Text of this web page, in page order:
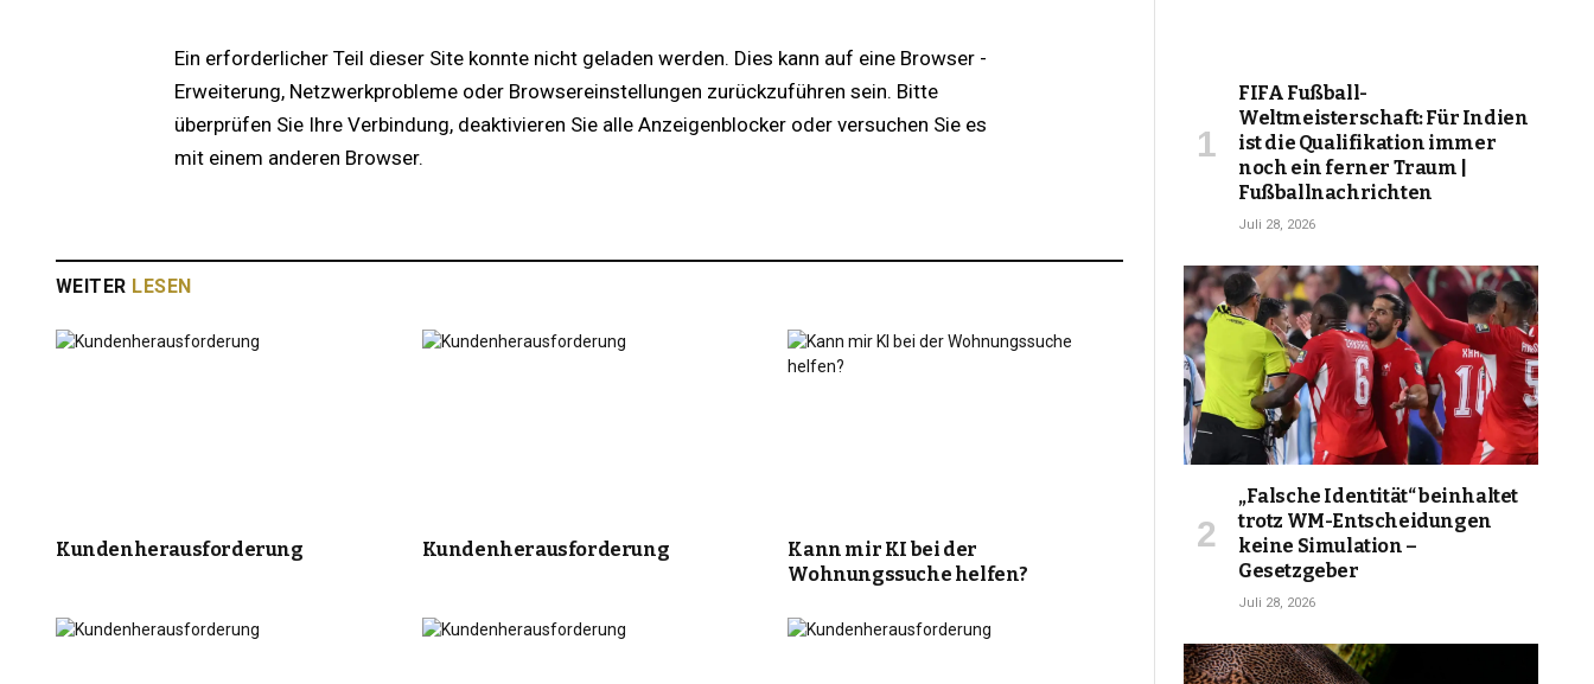
Ein erforderlicher Teil dieser Site konnte nicht geladen werden. Dies kann auf eine Browser -
Erweiterung, Netzwerkprobleme oder Browsereinstellungen zurückzuführen sein. Bitte
überprüfen Sie Ihre Verbindung, deaktivieren Sie alle Anzeigenblocker oder versuchen Sie es
mit einem anderen Browser.
WEITER LESEN
Kundenherausforderung Kundenherausforderung
Kann mir KI bei der
Wohnungssuche helfen?
FIFA Fußball-
Weltmeisterschaft: Für Indien
ist die Qualifikation immer
noch ein ferner Traum |
Fußballnachrichten
Juli 28, 2026
„Falsche Identität“ beinhaltet
trotz WM-Entscheidungen
keine Simulation –
Gesetzgeber
Juli 28, 2026